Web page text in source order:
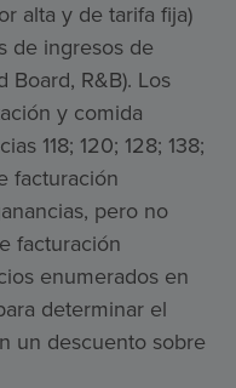
alta y de tarifa fija)
de ingresos de
Board, R&B). Los
y comida
118; 120; 128; 138;
facturación
pero no
facturación
enumerados en
determinar el
un descuento sobre